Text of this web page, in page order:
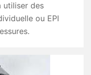
utiliser des
ou EPI